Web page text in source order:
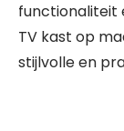
functionaliteit
TV kast op
stijlvolle en